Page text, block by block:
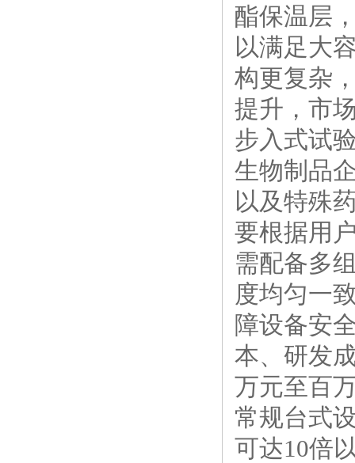
酯保温层
以满足大
构更复杂
提升，市
步入式试
生物制品
以及特殊
要根据用
需配备多
度均匀一
障设备安
本、研发
万元至百
常规台式
可达10倍